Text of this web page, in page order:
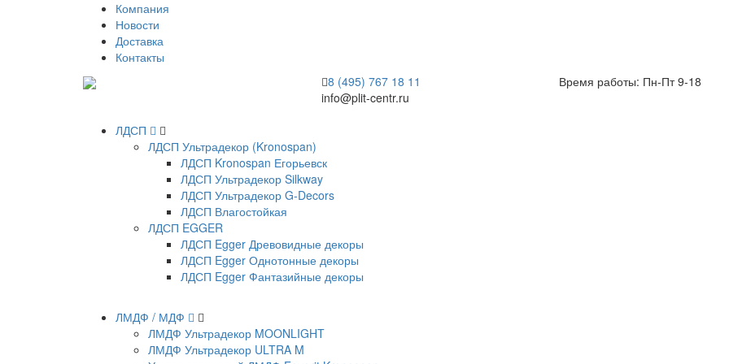
Компания
Новости
Доставка
Контакты
8 (495) 767 18 11
info@plit-centr.ru
Время работы: Пн-Пт 9-18
ЛДСП
ЛДСП Ультрадекор (Kronospan)
ЛДСП Kronospan Егорьевск
ЛДСП Ультрадекор Silkway
ЛДСП Ультрадекор G-Decors
ЛДСП Влагостойкая
ЛДСП EGGER
ЛДСП Egger Древовидные декоры
ЛДСП Egger Однотонные декоры
ЛДСП Egger Фантазийные декоры
ЛМДФ / МДФ
ЛМДФ Ультрадекор MOONLIGHT
ЛМДФ Ультрадекор ULTRA M